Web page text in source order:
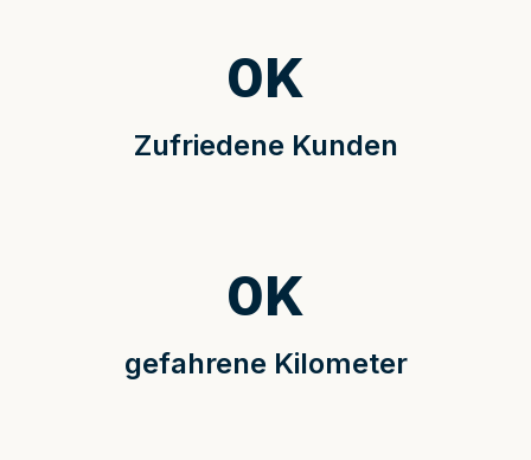
Zufriedene Kunden
0K
gefahrene Kilometer
0K